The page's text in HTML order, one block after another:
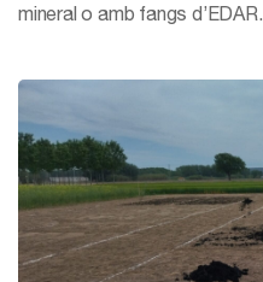
mineral o amb fangs d’EDAR.